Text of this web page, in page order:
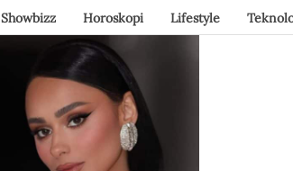
Showbizz Horoskopi Lifestyle